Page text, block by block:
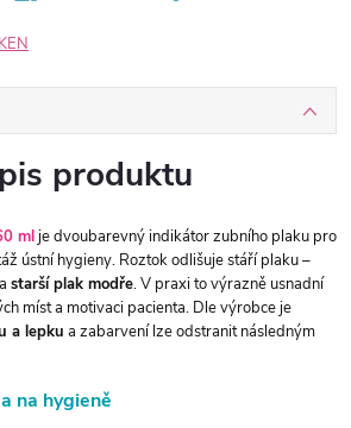
produktu
mlje dvoubarevný indikátor zubního plaku pro
ústní hygieny. Roztok odlišuje stáří plaku –
a starší plak modře. V praxi to výrazně usnadní
míst a motivaci pacienta. Dle výrobce je
a lepku a zabarvení lze odstranit následným
na hygieně